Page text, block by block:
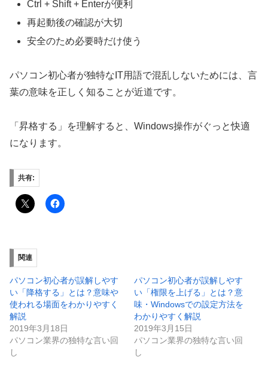
Ctrl + Shift + Enterが便利
再起動後の確認が大切
安全のため必要時だけ使う
パソコン初心者が独特なIT用語で混乱しないためには、言
葉の意味を正しく知ることが近道です。
「昇格する」を理解すると、Windows操作がぐっと快適
になります。
共有:
関連
パソコン初心者が誤解しやす
い「降格する」とは？意味や
使われる場面をわかりやすく
解説
2019年3月18日
パソコン業界の独特な言い回
し
パソコン初心者が誤解しやす
い「権限を上げる」とは？意
味・Windowsでの設定方法を
わかりやすく解説
2019年3月15日
パソコン業界の独特な言い回
し